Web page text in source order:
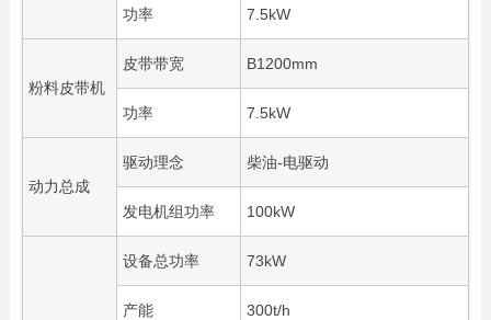
功率 7.5kW
粉料皮带机
皮带带宽 B1200mm
功率 7.5kW
动力总成
驱动理念 柴油-电驱动
发电机组功率 100kW
设备总功率 73kW
产能 300t/h